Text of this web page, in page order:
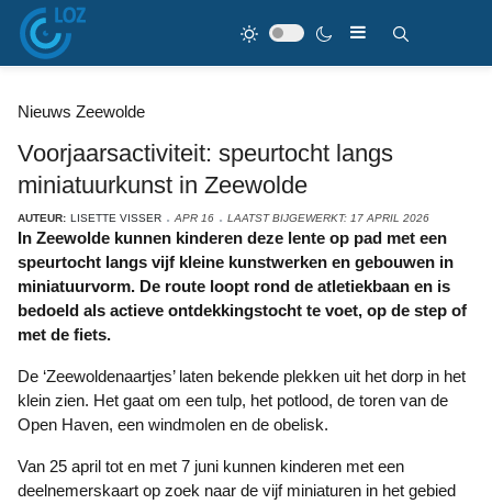
Nieuws Zeewolde
Voorjaarsactiviteit: speurtocht langs
miniatuurkunst in Zeewolde
AUTEUR: LISETTE VISSER APR 16 LAATST BIJGEWERKT: 17 APRIL 2026
In Zeewolde kunnen kinderen deze lente op pad met een
speurtocht langs vijf kleine kunstwerken en gebouwen in
miniatuurvorm. De route loopt rond de atletiekbaan en is
bedoeld als actieve ontdekkingstocht te voet, op de step of
met de fiets.
De ‘Zeewoldenaartjes’ laten bekende plekken uit het dorp in het
klein zien. Het gaat om een tulp, het potlood, de toren van de
Open Haven, een windmolen en de obelisk.
Van 25 april tot en met 7 juni kunnen kinderen met een
deelnemerskaart op zoek naar de vijf miniaturen in het gebied